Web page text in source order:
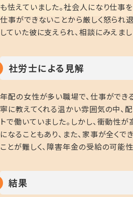
も怯えていました。社会人になり仕事を
仕事ができないことから厳しく怒られ
していた彼に支えられ、相談にみえまし
社労士による見解
年配の女性が多い職場で、仕事ができ
寧に教えてくれる温かい雰囲気の中、
トで働いていました。しかし、衝動性が
になることもあり、また、家事が全く
ことが難しく、障害年金の受給の可能
結果